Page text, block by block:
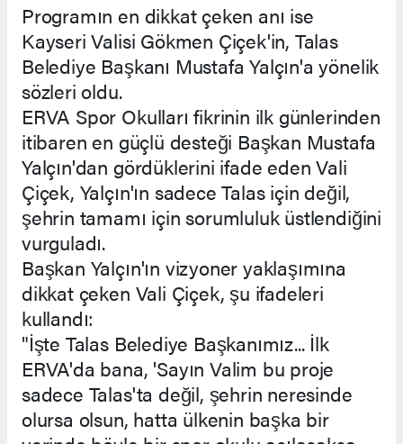
Programın en dikkat çeken anı ise
Kayseri Valisi Gökmen Çiçek'in, Talas
Belediye Başkanı Mustafa Yalçın'a yönelik
sözleri oldu.
ERVA Spor Okulları fikrinin ilk günlerinden
itibaren en güçlü desteği Başkan Mustafa
Yalçın'dan gördüklerini ifade eden Vali
Çiçek, Yalçın'ın sadece Talas için değil,
şehrin tamamı için sorumluluk üstlendiğini
vurguladı.
Başkan Yalçın'ın vizyoner yaklaşımına
dikkat çeken Vali Çiçek, şu ifadeleri
kullandı:
"İşte Talas Belediye Başkanımız... İlk
ERVA'da bana, 'Sayın Valim bu proje
sadece Talas'ta değil, şehrin neresinde
olursa olsun, hatta ülkenin başka bir